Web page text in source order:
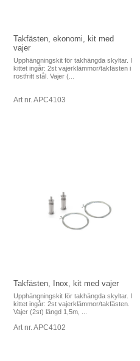
Takfästen, ekonomi, kit med
vajer
Upphängningskit för takhängda skyltar. I
kittet ingår: 2st vajerklämmor/takfästen i
rostfritt stål. Vajer (...
Art nr. APC4103
Takfästen, Inox, kit med vajer
Upphängningskit för takhängda skyltar. I
kittet ingår: 2st vajerklämmor/takfästen.
Vajer (2st) längd 1,5m, ...
Art nr. APC4102